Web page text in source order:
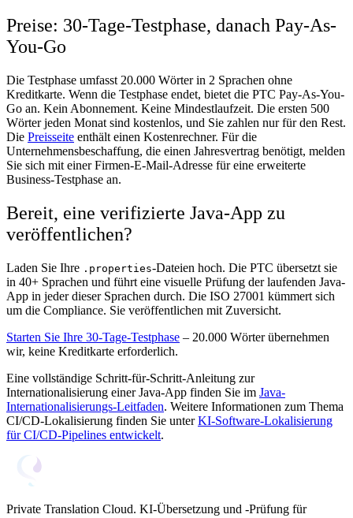
Preise: 30-Tage-Testphase, danach Pay-As-
You-Go
Die Testphase umfasst 20.000 Wörter in 2 Sprachen ohne
Kreditkarte. Wenn die Testphase endet, bietet die PTC Pay-As-You-
Go an. Kein Abonnement. Keine Mindestlaufzeit. Die ersten 500
Wörter jeden Monat sind kostenlos, und Sie zahlen nur für den Rest.
Die Preisseite enthält einen Kostenrechner. Für die
Unternehmensbeschaffung, die einen Jahresvertrag benötigt, melden
Sie sich mit einer Firmen-E-Mail-Adresse für eine erweiterte
Business-Testphase an.
Bereit, eine verifizierte Java-App zu
veröffentlichen?
Laden Sie Ihre .properties-Dateien hoch. Die PTC übersetzt sie
in 40+ Sprachen und führt eine visuelle Prüfung der laufenden Java-
App in jeder dieser Sprachen durch. Die ISO 27001 kümmert sich
um die Compliance. Sie veröffentlichen mit Zuversicht.
Starten Sie Ihre 30-Tage-Testphase – 20.000 Wörter übernehmen
wir, keine Kreditkarte erforderlich.
Eine vollständige Schritt-für-Schritt-Anleitung zur
Internationalisierung einer Java-App finden Sie im Java-
Internationalisierungs-Leitfaden. Weitere Informationen zum Thema
CI/CD-Lokalisierung finden Sie unterKI-Software-Lokalisierung
für CI/CD-Pipelines entwickelt.
Private Translation Cloud. KI-Übersetzung und -Prüfung für